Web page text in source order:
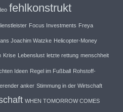
fehlkonstrukt
Focus Investments Freya
Joachim Watzke Helicopter-Money
Krise Lebenslust letzte rettung menschheit
Ideen Regel im Fußball Rohstoff-
anker Stimmung in der Wirtschaft
WHEN TOMORROW COMES